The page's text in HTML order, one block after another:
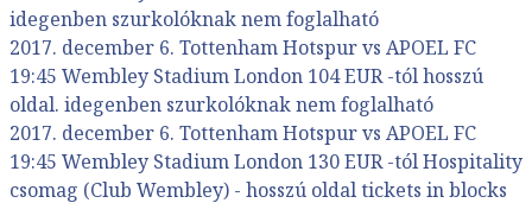
idegenben szurkolóknak nem foglalható
2017. december 6. Tottenham Hotspur vs APOEL FC
19:45 Wembley Stadium London 104 EUR -tól hosszú
oldal. idegenben szurkolóknak nem foglalható
2017. december 6. Tottenham Hotspur vs APOEL FC
19:45 Wembley Stadium London 130 EUR -tól Hospitality
csomag (Club Wembley) - hosszú oldal tickets in blocks